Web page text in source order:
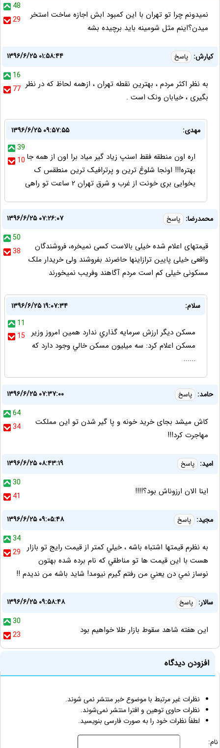
48
29
نمیدونم چرا تو تهران با این کمبود ابش اجازه ساخت استخر
میدن؟اینم مثل شومینه باید برچیده بشه
کیارش: پاسخ
۱۳۹۶/۶/۲۵ ۰۱:۵۸:۴۴
16
77 به نظر اکثر مردم ، بهترین نقطه تهران ، ازهمه لحاظ که در نظر
بگیری ، خیابان ونک است .
مهدی:
۱۳۹۶/۶/۲۵ ۰۹:۵۷:۵۵
39
10 اره اون منطقه فقط اسنپ زیاد گیر میاد برا اون از همه جا
بهتره!!! اونجا شلوغ ترین و پرترافیک ترین منطقس ک
بخوایی بری خونت از غرب و شرق تهران ۲ ساعت تو راهی
محمدرضا: پاسخ
۱۳۹۶/۶/۲۵ ۰۷:۲۶:۰۷
50
38
قیمتهای اعلام شده خیلی بالاست کسی نمیخره، فروشندگان
واقعی خیلی پایین ترازاینها حاضرند بفروشند ولی خریدار ملک
مسکونی خیلی کم است مردم آگاهند وفریب نمیخورند
سلام:
۱۳۹۶/۶/۲۵ ۱۹:۰۷:۳۴
11
15
مسكن ديگر ارزش سرمايه گذاري ندارد همين امروز وزير
مسكن اعلام كرد: سه ميليون مسكن خالي وجود دارد كه
......
حامد: پاسخ
۱۳۹۶/۶/۲۵ ۰۷:۳۷:۰۰
64
34
کاش میشد بجای خرید خونه و پا گیر شدن تو این مملکت
مهاجرت کرد!!!
امید: پاسخ
۱۳۹۶/۶/۲۵ ۰۸:۴۳:۱۹
30
41
اینا الان ارزوناش بود؟!!!!
مجيد: پاسخ
۱۳۹۶/۶/۲۵ ۰۹:۰۵:۴۸
34
29
به نظرم قيمتها اشتباه باشه ، خيلي كمتر از قيمت رايج تو بازار
هست با اين قيمت ها تو مناطقي كه نام برده شده بهتون
نوساز نمي دن يعني من رفتم گيرم نيومد! شايد باشه من نديدم !!
سالار: پاسخ
۱۳۹۶/۶/۲۵ ۰۹:۵۸:۴۸
30
23
این هفته شاهد سقوط بازار طلا خواهیم بود
افزودن دیدگاه
نظرات غیر مرتبط با موضوع خبر منتشر نمی شوند.
نظرات حاوی توهین و افترا منتشر نمی‌شوند.
لطفاً نظرات خود را به صورت فارسی بنویسید.
نام: